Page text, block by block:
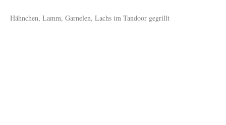
Hähnchen, Lamm, Garnelen, Lachs im Tandoor gegrillt